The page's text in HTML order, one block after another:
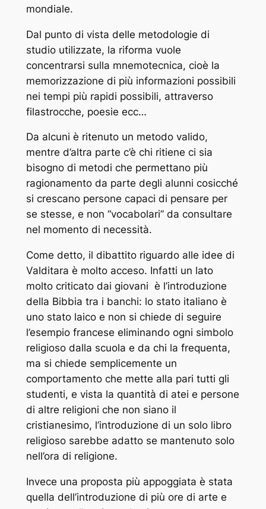
mondiale.
Dal punto di vista delle metodologie di
studio utilizzate, la riforma vuole
concentrarsi sulla mnemotecnica, cioè la
memorizzazione di più informazioni possibili
nei tempi più rapidi possibili, attraverso
filastrocche, poesie ecc…
Da alcuni è ritenuto un metodo valido,
mentre d’altra parte c’è chi ritiene ci sia
bisogno di metodi che permettano più
ragionamento da parte degli alunni cosicché
si crescano persone capaci di pensare per
se stesse, e non “vocabolari” da consultare
nel momento di necessità.
Come detto, il dibattito riguardo alle idee di
Valditara è molto acceso. Infatti un lato
molto criticato dai giovani è l’introduzione
della Bibbia tra i banchi: lo stato italiano è
uno stato laico e non si chiede di seguire
l’esempio francese eliminando ogni simbolo
religioso dalla scuola e da chi la frequenta,
ma si chiede semplicemente un
comportamento che mette alla pari tutti gli
studenti, e vista la quantità di atei e persone
di altre religioni che non siano il
cristianesimo, l’introduzione di un solo libro
religioso sarebbe adatto se mantenuto solo
nell’ora di religione.
Invece una proposta più appoggiata è stata
quella dell’introduzione di più ore di arte e